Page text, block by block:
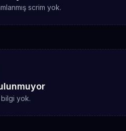
scrim yok.
bilgi yok.